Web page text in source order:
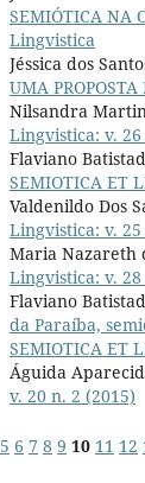
SEMIÓTICA NA
Lingvistica
Jéssica dos
UMA
Nilsandra
Lingvistica: v. 26
Flaviano
SEMIOTICA ET
Valdenildo Dos
Lingvistica: v. 25
Maria Nazareth
Lingvistica: v.
Flaviano
da Paraíba,
SEMIOTICA ET
Águida
v. 20 n. 2 (2015)
5 6 7 8 9 10 11 12